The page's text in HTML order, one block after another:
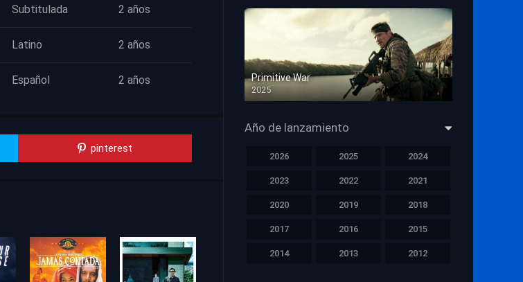
Subtitulada 2 años
Latino 2 años
Español 2 años
pinterest
Primitive War
2025
HD 1080p
Año de lanzamiento
2026 2025 2024
2023 2022 2021
2020 2019 2018
2017 2016 2015
2014 2013 2012